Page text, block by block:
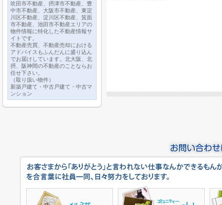
吹田市不動産、摂津市不動産、豊
中市不動産、大阪市不動産、東淀
川区不動産、淀川区不動産、箕面
市不動産、池田市不動産エリアの
物件情報に特化した不動産情報サ
イトです。
不動産売買、不動産売却における
アドバイスもふんだんに盛り込ん
でお届けしています。北大阪、北
摂、阪神間の不動産のことならお
任せ下さい。
（取り扱い物件）
新築戸建て・中古戸建て・中古マ
ンション